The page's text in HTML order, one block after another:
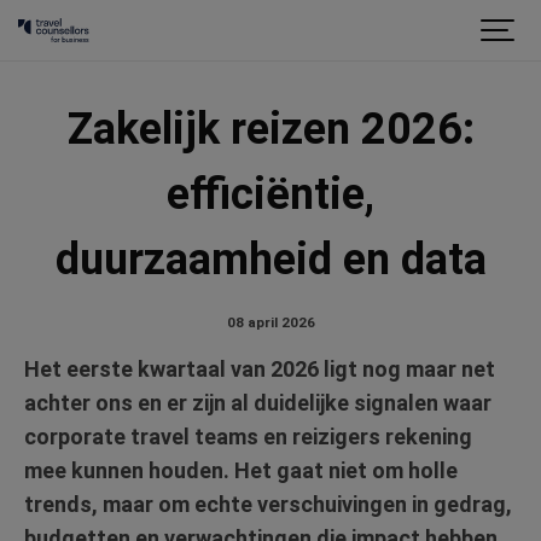
Zakelijk reizen 2026:
efficiëntie,
duurzaamheid en data
08 april 2026
Het eerste kwartaal van 2026 ligt nog maar net
achter ons en er zijn al duidelijke signalen waar
corporate travel teams en reizigers rekening
mee kunnen houden. Het gaat niet om holle
trends, maar om echte verschuivingen in gedrag,